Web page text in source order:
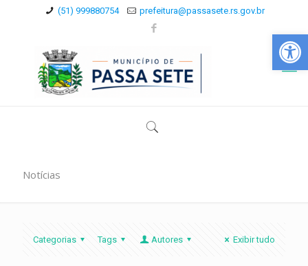
Abrir
(51) 999880754 prefeitura@passasete.rs.gov.br
Notícias
Categorias Tags Autores Exibir tudo